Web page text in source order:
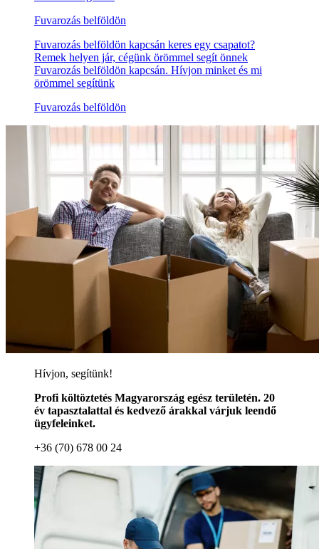
Fuvarozás belföldön
Fuvarozás belföldön kapcsán keres egy csapatot?
Remek helyen jár, cégünk örömmel segít önnek
Fuvarozás belföldön kapcsán. Hívjon minket és mi
örömmel segítünk
Fuvarozás belföldön
Hívjon, segítünk!
Profi költöztetés Magyarország egész területén. 20
év tapasztalattal és kedvező árakkal várjuk leendő
ügyfeleinket.
+36 (70) 678 00 24